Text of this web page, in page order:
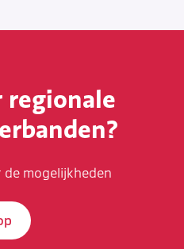
regionale
mogelijkheden